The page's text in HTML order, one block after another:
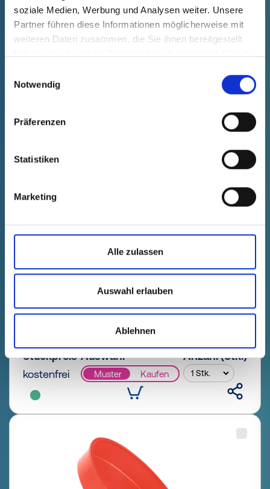
soziale Medien, Werbung und Analysen weiter. Unsere
Partner führen diese Informationen möglicherweise mit
weiteren Daten zusammen, die Sie ihnen bereitgestellt
Notwendig
Präferenzen
Statistiken
Marketing
Alle zulassen
Auswahl erlauben
Ablehnen
GPN 602 D 1230 PP-C, rot
Technische Daten
Bestell-Nr.
kostenfrei
GPN 602 D 1290 PP-C, rot
Stückpreis
kostenfrei
Auswahl
Muster Kaufen
Anzahl (Stk.)